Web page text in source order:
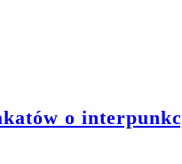
o